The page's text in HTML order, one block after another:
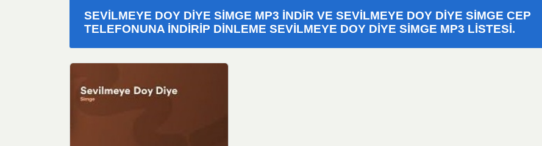
SEVILMEYE DOY DIYE SIMGE MP3 İNDIR VE SEVILMEYE DOY DIYE SIMGE CEP
TELEFONUNA INDIRIP DINLEME SEVILMEYE DOY DIYE SIMGE MP3 LISTESI.